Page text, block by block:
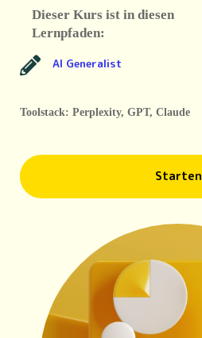
Dieser Kurs ist in diesen
Lernpfaden:
AI Generalist
Toolstack: Perplexity, GPT, Claude
Starten